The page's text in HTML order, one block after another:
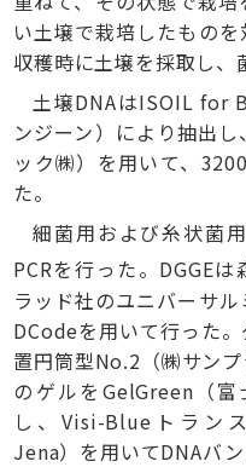
い土壌で栽培したもの
収穫時に土壌を採取し、
土壌DNAはISOIL for
ンジーン）により抽出
ック㈱）を用いて、
た。
細菌用および糸状菌
PCRを行った。DGGEは
ラッド社のユニバーサ
DCodeを用いて行った
置円筒型No.2（㈱サン
のゲルをGelGreen（
し、Visi-Blueトラン
Jena）を用いてDNAバン